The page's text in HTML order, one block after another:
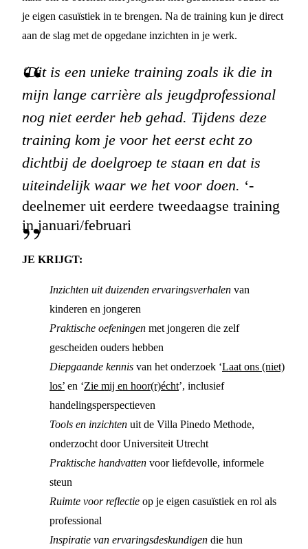
je eigen casuïstiek in te brengen. Na de training kun je direct
aan de slag met de opgedane inzichten in je werk.
‘Dit is een unieke training zoals ik die in
mijn lange carrière als jeugdprofessional
nog niet eerder heb gehad. Tijdens deze
training kom je voor het eerst echt zo
dichtbij de doelgroep te staan en dat is
uiteindelijk waar we het voor doen. ‘-
deelnemer uit eerdere tweedaagse training
in januari/februari
JE KRIJGT:
Inzichten uit duizenden ervaringsverhalen van
kinderen en jongeren
Praktische oefeningen met jongeren die zelf
gescheiden ouders hebben
Diepgaande kennis van het onderzoek ‘Laat ons (niet)
los’ en ‘Zie mij en hoor(r)écht’, inclusief
handelingsperspectieven
Tools en inzichten uit de Villa Pinedo Methode,
onderzocht door Universiteit Utrecht
Praktische handvatten voor liefdevolle, informele
steun
Ruimte voor reflectie op je eigen casuïstiek en rol als
professional
Inspiratie van ervaringsdeskundigen die hun